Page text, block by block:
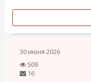
30 июня 2026
509
16